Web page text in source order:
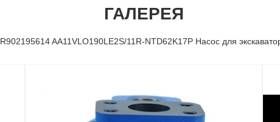
ГАЛЕРЕЯ
R902195614 AA11VLO190LE2S/11R-NTD62K17P Насос для